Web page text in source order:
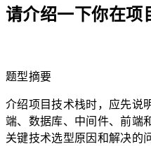
请介绍一下你在项
题型摘要
介绍项目技术栈时，应先说
端、数据库、中间件、前端
关键技术选型原因和解决的